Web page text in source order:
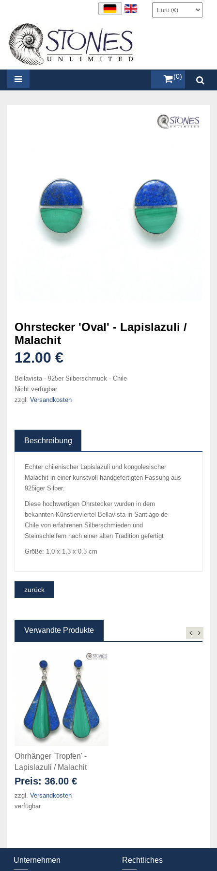
items (0)
Ohrstecker 'Oval' - Lapislazuli /
Malachit
12.00 €
Bellavista - 925er Silberschmuck - Chile
Nicht verfügbar
zzgl. Versandkosten
Beschreibung
Echter chilenischer Lapislazuli und kongolesischer
Malachit in einer kunstvoll handgefertigten Fassung aus
925iger Silber.
Diese hochwertigen Ohrstecker wurden in dem
bekannten Künstlerviertel Bellavista in Santiago de
Chile von erfahrenen Silberschmieden und
Steinschleifern nach einer alten Tradition gefertigt
Größe: 1,0 x 1,3 x 0,3 cm
Verwandte Produkte
Ohrhänger 'Tropfen' -
Lapislazuli / Malachit
Preis: 36.00 €
zzgl. Versandkosten
verfügbar
Unternehmen Rechtliches